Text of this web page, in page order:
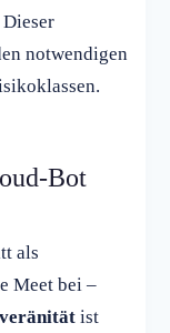
notwendigen
Bot
als
Meet bei –
ist